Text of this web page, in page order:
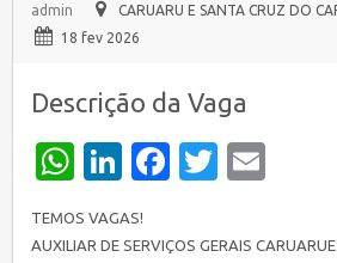
admin
CARUARU E SANTA CRUZ DO
18 fev 2026
Descrição da Vaga
WhatsApp
LinkedIn
Facebook
Twitter
TEMOS VAGAS!
AUXILIAR DE SERVIÇOS GERAIS